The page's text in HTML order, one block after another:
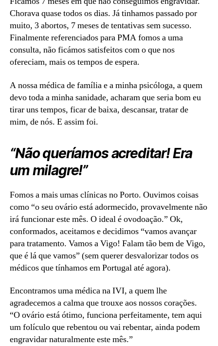
Chorava quase todos os dias. Já tinhamos passado por
muito, 3 abortos, 7 meses de tentativas sem sucesso.
Finalmente referenciados para PMA fomos a uma
consulta, não ficámos satisfeitos com o que nos
ofereciam, mais os tempos de espera.
A nossa médica de família e a minha psicóloga, a quem
devo toda a minha sanidade, acharam que seria bom eu
tirar uns tempos, ficar de baixa, descansar, tratar de
mim, de nós. E assim foi.
“Não queríamos acreditar! Era
um milagre!”
Fomos a mais umas clínicas no Porto. Ouvimos coisas
como “o seu ovário está adormecido, provavelmente não
irá funcionar este mês. O ideal é ovodoação.” Ok,
conformados, aceitamos e decidimos “vamos avançar
para tratamento. Vamos a Vigo! Falam tão bem de Vigo,
que é lá que vamos” (sem querer desvalorizar todos os
médicos que tínhamos em Portugal até agora).
Encontramos uma médica na IVI, a quem lhe
agradecemos a calma que trouxe aos nossos corações.
“O ovário está ótimo, funciona perfeitamente, tem aqui
um folículo que rebentou ou vai rebentar, ainda podem
engravidar naturalmente este mês.”